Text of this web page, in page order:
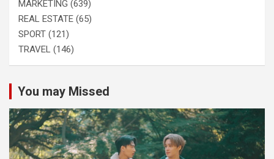
MARKETING (639)
REAL ESTATE (65)
SPORT (121)
TRAVEL (146)
You may Missed